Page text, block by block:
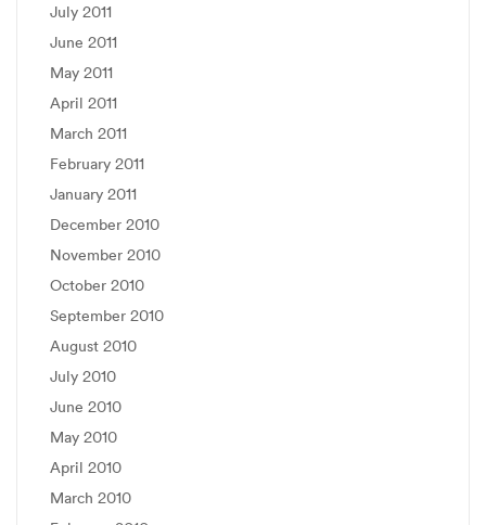
July 2011
June 2011
May 2011
April 2011
March 2011
February 2011
January 2011
December 2010
November 2010
October 2010
September 2010
August 2010
July 2010
June 2010
May 2010
April 2010
March 2010